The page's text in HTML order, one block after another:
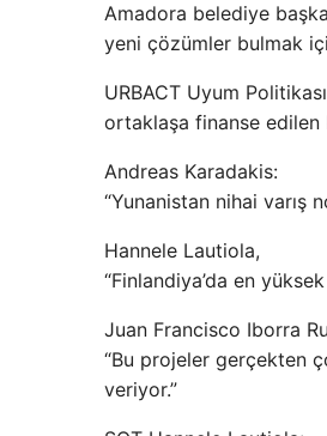
Amadora belediye
yeni çözümler bulmak
URBACT Uyum
ortaklaşa finanse
Andreas Karadakis:
“Yunanistan nihai varış
Hannele Lautiola,
“Finlandiya’da en
Juan Francisco Iborra
“Bu projeler gerçekten
veriyor.”